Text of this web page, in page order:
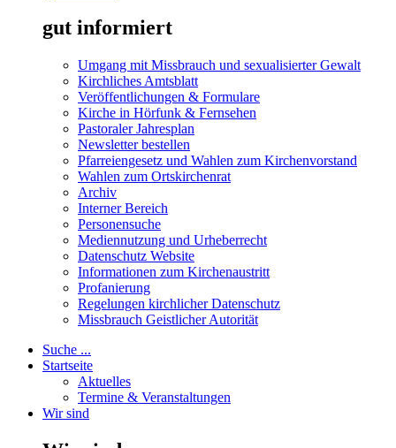
gut informiert
Umgang mit Missbrauch und sexualisierter Gewalt
Kirchliches Amtsblatt
Veröffentlichungen & Formulare
Kirche in Hörfunk & Fernsehen
Pastoraler Jahresplan
Newsletter bestellen
Pfarreiengesetz und Wahlen zum Kirchenvorstand
Wahlen zum Ortskirchenrat
Archiv
Interner Bereich
Personensuche
Mediennutzung und Urheberrecht
Datenschutz Website
Informationen zum Kirchenaustritt
Profanierung
Regelungen kirchlicher Datenschutz
Missbrauch Geistlicher Autorität
Suche ...
Startseite
Aktuelles
Termine & Veranstaltungen
Wir sind